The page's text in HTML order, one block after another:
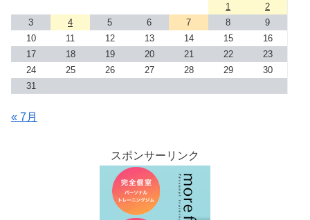
1
2
3
4 5 6 7 8
9
10
11 12 13 14 15
16
17
18 19 20 21 22
23
24
25 26 27 28 29
30
31
« 7月
スポンサーリンク